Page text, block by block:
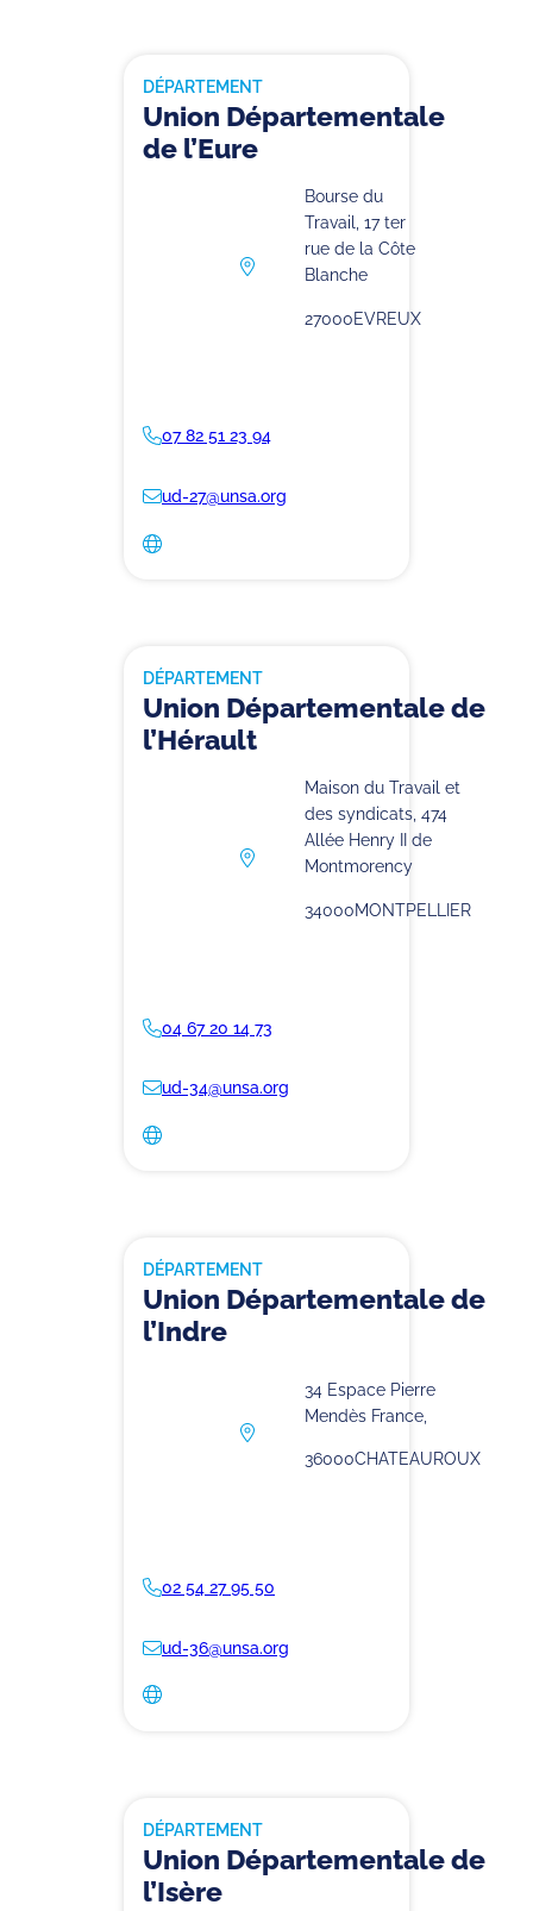
DÉPARTEMENT
Union Départementale
de l’Eure
Bourse du
Travail, 17 ter
rue de la Côte
Blanche
27000EVREUX
07 82 51 23 94
ud-27@unsa.org
DÉPARTEMENT
Union Départementale de
l’Hérault
Maison du Travail et
des syndicats, 474
Allée Henry II de
Montmorency
34000MONTPELLIER
04 67 20 14 73
ud-34@unsa.org
DÉPARTEMENT
Union Départementale de
l’Indre
34 Espace Pierre
Mendès France,
36000CHATEAUROUX
02 54 27 95 50
ud-36@unsa.org
DÉPARTEMENT
Union Départementale de
l’Isère